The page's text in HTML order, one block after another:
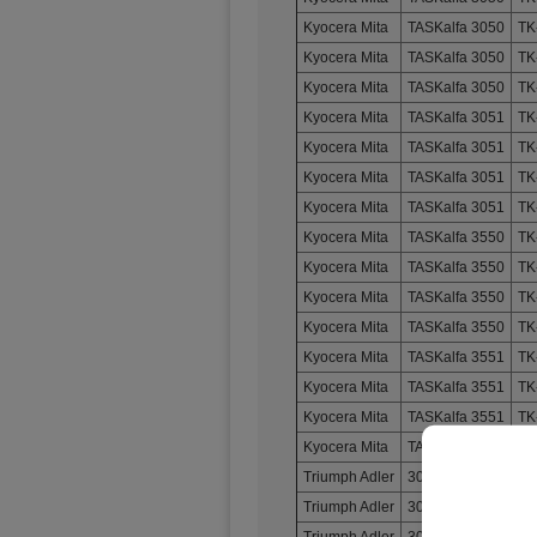
Kyocera Mita
TASKalfa 3050
Kyocera Mita
TASKalfa 3050
Kyocera Mita
TASKalfa 3050
Kyocera Mita
TASKalfa 3051
Kyocera Mita
TASKalfa 3051
Kyocera Mita
TASKalfa 3051
Kyocera Mita
TASKalfa 3051
Kyocera Mita
TASKalfa 3550
Kyocera Mita
TASKalfa 3550
Kyocera Mita
TASKalfa 3550
Kyocera Mita
TASKalfa 3550
Kyocera Mita
TASKalfa 3551
Kyocera Mita
TASKalfa 3551
Kyocera Mita
TASKalfa 3551
Kyocera Mita
TASKalfa 3551
Triumph Adler
3005CI
Triumph Adler
3005CI